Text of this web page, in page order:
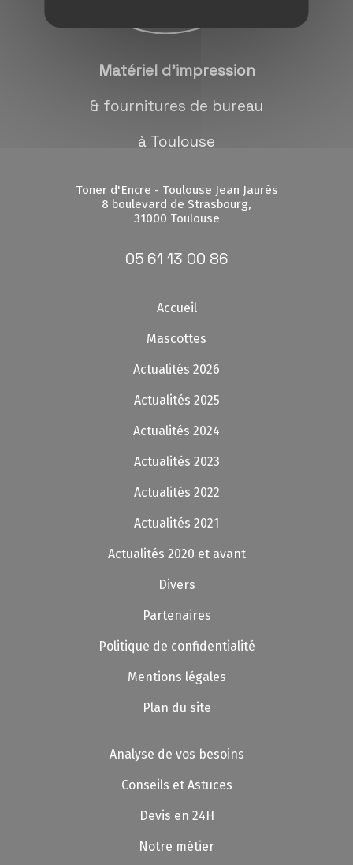
Matériel d'impression
& fournitures de bureau
à Toulouse
Toner d'Encre - Toulouse Jean Jaurès
8 boulevard de Strasbourg,
31000 Toulouse
05 61 13 00 86
Accueil
Mascottes
Actualités 2026
Actualités 2025
Actualités 2024
Actualités 2023
Actualités 2022
Actualités 2021
Actualités 2020 et avant
Divers
Partenaires
Politique de confidentialité
Mentions légales
Plan du site
Analyse de vos besoins
Conseils et Astuces
Devis en 24H
Notre métier